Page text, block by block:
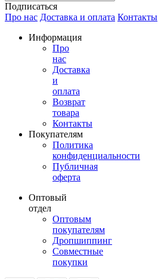
Подписаться
Про нас Доставка и оплата Контакты
Информация
Про
нас
Доставка
и
оплата
Возврат
товара
Контакты
Покупателям
Политика
конфиденциальности
Публичная
оферта
Оптовый
отдел
Оптовым
покупателям
Дропшиппинг
Совместные
покупки